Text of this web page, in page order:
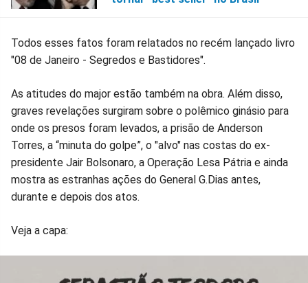
Todos esses fatos foram relatados no recém lançado livro
"08 de Janeiro - Segredos e Bastidores".
As atitudes do major estão também na obra. Além disso,
graves revelações surgiram sobre o polêmico ginásio para
onde os presos foram levados, a prisão de Anderson
Torres, a “minuta do golpe”, o "alvo" nas costas do ex-
presidente Jair Bolsonaro, a Operação Lesa Pátria e ainda
mostra as estranhas ações do General G.Dias antes,
durante e depois dos atos.
Veja a capa: